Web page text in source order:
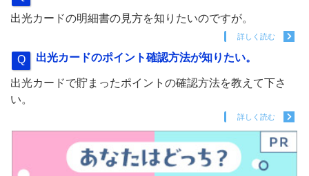
出光カードの明細書の見方を知りたいのですが。
詳しく読む
出光カードのポイント確認方法が知りたい。
出光カードで貯まったポイントの確認方法を教えて下さ
い。
詳しく読む